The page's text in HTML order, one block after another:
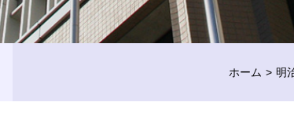
ホーム 明